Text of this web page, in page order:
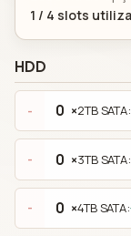
1 / 4 slots
HDD
- ×2TB SATA:
- ×3TB SATA:
- ×4TB SATA: